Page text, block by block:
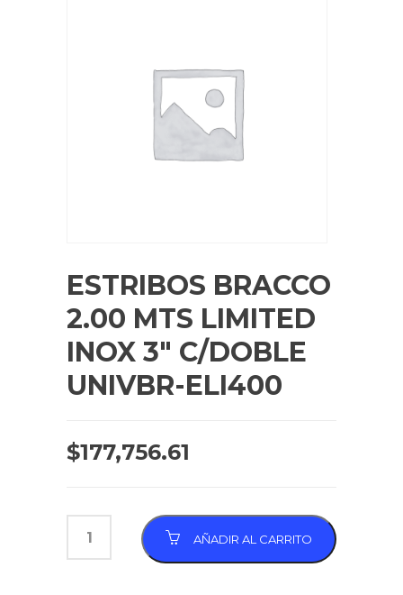
ESTRIBOS BRACCO
2.00 MTS LIMITED
INOX 3″ C/DOBLE
UNIVBR-ELI400
$177,756.61
AÑADIR AL CARRITO